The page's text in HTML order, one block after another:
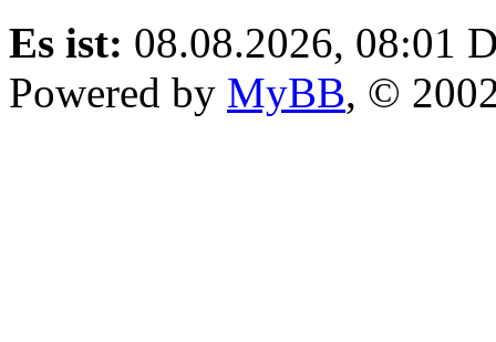
Es ist: 08.08.2026, 08:01
Powered by MyBB, ©